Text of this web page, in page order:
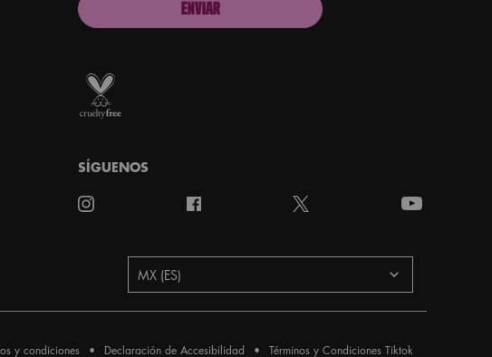
ENVIAR
SÍGUENOS
MX (ES)
y condiciones Declaración de Accesibilidad Términos y Condiciones Tiktok